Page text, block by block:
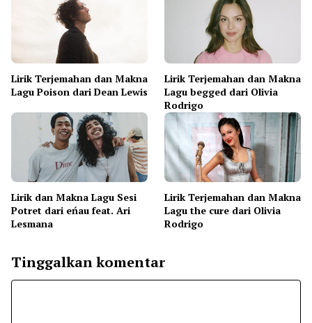
Lirik Terjemahan dan Makna
Lagu Poison dari Dean Lewis
Lirik Terjemahan dan Makna
Lagu begged dari Olivia
Rodrigo
Lirik dan Makna Lagu Sesi
Potret dari eńau feat. Ari
Lesmana
Lirik Terjemahan dan Makna
Lagu the cure dari Olivia
Rodrigo
Tinggalkan komentar